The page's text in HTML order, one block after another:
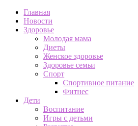
Главная
Новости
Здоровье
Молодая мама
Диеты
Женское здоровье
Здоровье семьи
Спорт
Спортивное питание
Фитнес
Дети
Воспитание
Игры с детьми